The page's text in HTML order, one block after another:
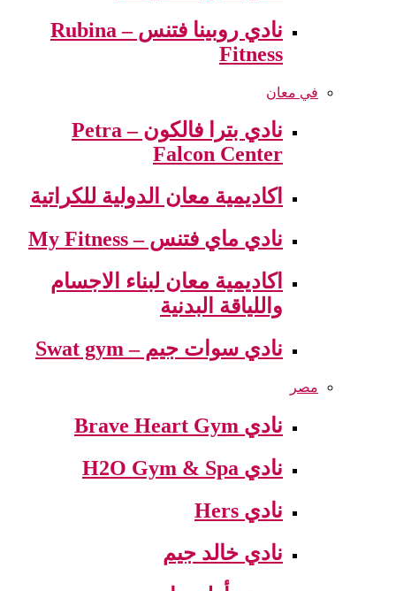
نادي روبينا فتنس – Rubina
Fitness
في معان
نادي بترا فالكون – Petra
Falcon Center
اكاديمية معان الدولية للكراتية
نادي ماي فتنس – My Fitness
اكاديمية معان لبناء الاجسام
واللياقة البدنية
نادي سوات جيم – Swat gym
مصر
نادي Brave Heart Gym
نادي H2O Gym & Spa
نادي Hers
نادي خالد جيم